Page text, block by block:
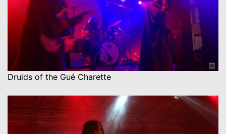
Druids of the Gué Charette